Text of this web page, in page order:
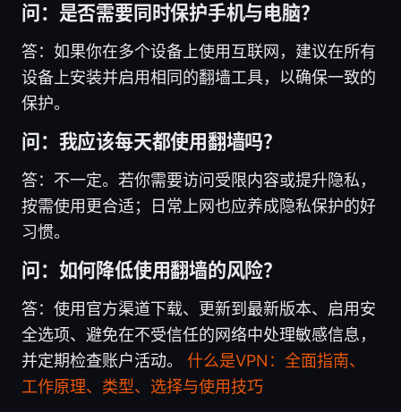
问：是否需要同时保护手机与电脑？
答：如果你在多个设备上使用互联网，建议在所有
设备上安装并启用相同的翻墙工具，以确保一致的
保护。
问：我应该每天都使用翻墙吗？
答：不一定。若你需要访问受限内容或提升隐私，
按需使用更合适；日常上网也应养成隐私保护的好
习惯。
问：如何降低使用翻墙的风险？
答：使用官方渠道下载、更新到最新版本、启用安
全选项、避免在不受信任的网络中处理敏感信息，
并定期检查账户活动。 什么是VPN：全面指南、
工作原理、类型、选择与使用技巧